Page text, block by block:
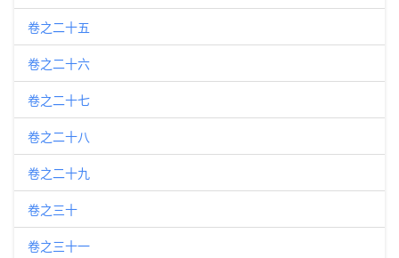
卷之二十五
卷之二十六
卷之二十七
卷之二十八
卷之二十九
卷之三十
卷之三十一